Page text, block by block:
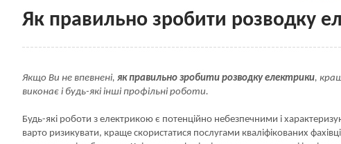
Як правильно зробити розводку
Якщо Ви не впевнені, як правильно зробити розводку електрики,
виконає і будь-які інші профільні роботи.
Будь-які роботи з електрикою є потенційно небезпечними і
варто ризикувати, краще скористатися послугами кваліфікованих